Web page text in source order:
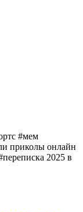
#мем
приколы онлайн
2025 в